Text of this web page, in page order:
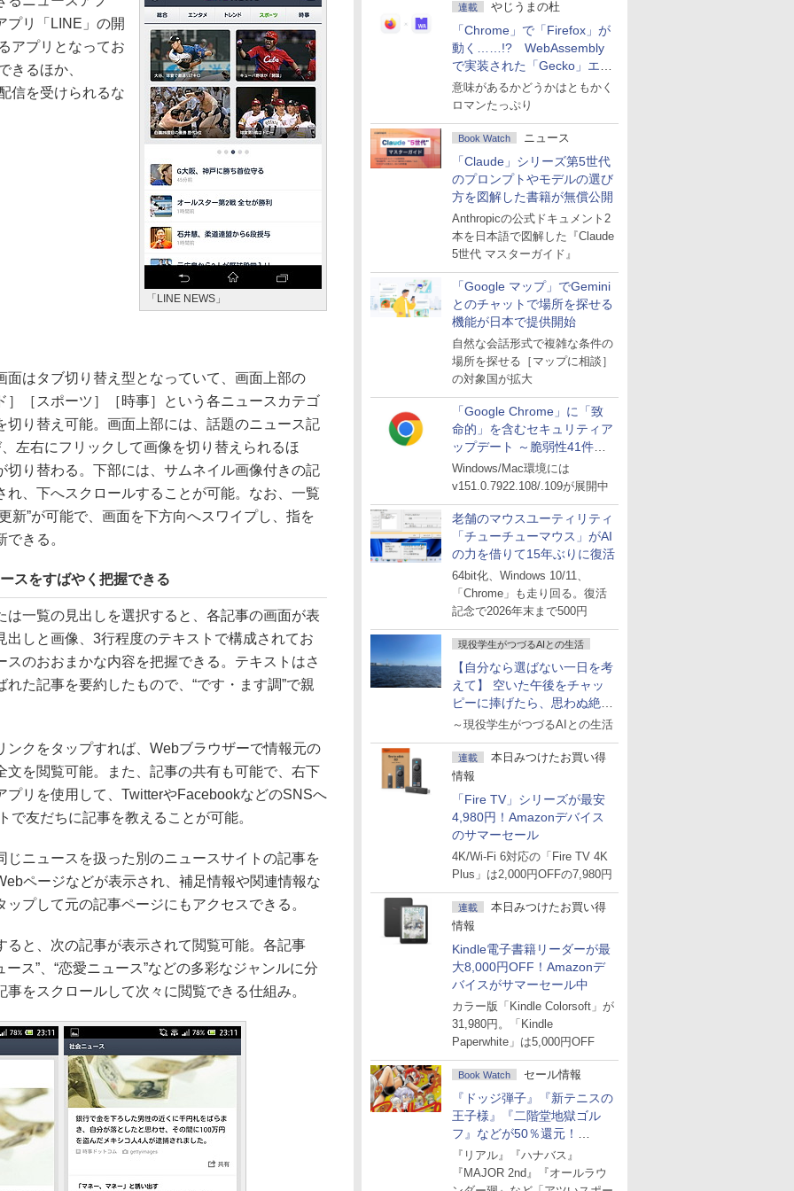
連載 やじうまの杜
「Chrome」で「Firefox」が
動く……!? WebAssembly
で実装された「Gecko」エン
ジン
意味があるかどうかはともかく
ロマンたっぷり
Book Watch ニュース
「Claude」シリーズ第5世代
のプロンプトやモデルの選び
方を図解した書籍が無償公開
Anthropicの公式ドキュメント2
本を日本語で図解した『Claude
5世代 マスターガイド』
「Google マップ」でGemini
とのチャットで場所を探せる
機能が日本で提供開始
自然な会話形式で複雑な条件の
場所を探せる［マップに相談］
の対象国が拡大
「Google Chrome」に「致
命的」を含むセキュリティア
ップデート ～脆弱性41件に
対処
Windows/Mac環境には
v151.0.7922.108/.109が展開中
老舗のマウスユーティリティ
「チューチューマウス」がAI
の力を借りて15年ぶりに復活
64bit化、Windows 10/11、
「Chrome」も走り回る。復活
記念で2026年末まで500円
現役学生がつづるAIとの生活
【自分なら選ばない一日を考
えて】 空いた午後をチャッ
ピーに捧げたら、思わぬ絶景
に出会った話
～現役学生がつづるAIとの生活
連載
本日みつけたお買い得
情報
「Fire TV」シリーズが最安
4,980円！Amazonデバイス
のサマーセール
4K/Wi-Fi 6対応の「Fire TV 4K
Plus」は2,000円OFFの7,980円
連載
本日みつけたお買い得
情報
Kindle電子書籍リーダーが最
大8,000円OFF！Amazonデ
バイスがサマーセール中
カラー版「Kindle Colorsoft」が
31,980円。「Kindle
Paperwhite」は5,000円OFF
Book Watch セール情報
『ドッジ弾子』『新テニスの
王子様』『二階堂地獄ゴル
フ』などが50％還元！
Amazonマンガ週末セール
『リアル』『ハナバス』
『MAJOR 2nd』『オールラウ
「LINE NEWS」
プリ「LINE」の開
アプリとなってお
きるほか、
信を受けられるな
はタブ切り替え型となっていて、画面上部の
］［スポーツ］［時事］という各ニュースカテゴ
切り替え可能。画面上部には、話題のニュース記
左右にフリックして画像を切り替えられるほ
切り替わる。下部には、サムネイル画像付きの記
れ、下へスクロールすることが可能。なお、一覧
新”が可能で、画面を下方向へスワイプし、指を
きる。
スをすばやく把握できる
一覧の見出しを選択すると、各記事の画面が表
出しと画像、3行程度のテキストで構成されてお
のおおまかな内容を把握できる。テキストはさ
た記事を要約したもので、“です・ます調”で親
クをタップすれば、Webブラウザーで情報元の
文を閲覧可能。また、記事の共有も可能で、右下
プリを使用して、TwitterやFacebookなどのSNSへ
で友だちに記事を教えることが可能。
ニュースを扱った別のニュースサイトの記事を
ページなどが表示され、補足情報や関連情報な
プして元の記事ページにもアクセスできる。
と、次の記事が表示されて閲覧可能。各記事
ース”、“恋愛ニュース”などの多彩なジャンルに分
をスクロールして次々に閲覧できる仕組み。